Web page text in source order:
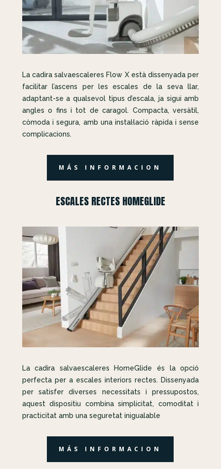
La cadira salvaescaleres Flow X està dissenyada per
facilitar l’ascens per les escales de la seva llar,
adaptant-se a qualsevol tipus d’escala, ja sigui amb
angles o fins i tot de caragol. Compacta, versàtil,
còmoda i segura, amb una instal·lació ràpida i sense
complicacions.
MÁS INFORMACION
ESCALES RECTES HOMEGLIDE
La cadira salvaescaleres HomeGlide és la opció
perfecta per a escales interiors rectes. Dissenyada
per satisfer diverses necessitats i pressupostos,
aquest dispositiu combina simplicitat, comoditat i
practicitat amb una seguretat inigualable
MÁS INFORMACION